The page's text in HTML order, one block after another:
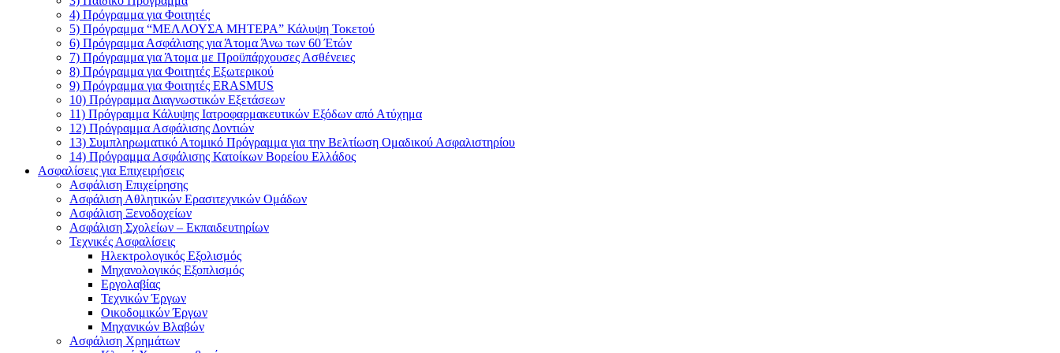
4) Πρόγραμμα για Φοιτητές
5) Πρόγραμμα “ΜΕΛΛΟΥΣΑ ΜΗΤΕΡΑ” Κάλυψη Τοκετού
6) Πρόγραμμα Ασφάλισης για Άτομα Άνω των 60 Έτών
7) Πρόγραμμα για Άτομα με Προϋπάρχουσες Ασθένειες
8) Πρόγραμμα για Φοιτητές Εξωτερικού
9) Πρόγραμμα για Φοιτητές ERASMUS
10) Πρόγραμμα Διαγνωστικών Εξετάσεων
11) Πρόγραμμα Κάλυψης Ιατροφαρμακευτικών Εξόδων από Ατύχημα
12) Πρόγραμμα Ασφάλισης Δοντιών
13) Συμπληρωματικό Ατομικό Πρόγραμμα για την Βελτίωση Ομαδικού Ασφαλιστηρίου
14) Πρόγραμμα Ασφάλισης Κατοίκων Βορείου Ελλάδος
Ασφαλίσεις για Επιχειρήσεις
Ασφάλιση Επιχείρησης
Ασφάλιση Αθλητικών Ερασιτεχνικών Ομάδων
Ασφάλιση Ξενοδοχείων
Ασφάλιση Σχολείων – Εκπαιδευτηρίων
Τεχνικές Ασφαλίσεις
Ηλεκτρολογικός Εξολισμός
Μηχανολογικός Εξοπλισμός
Εργολαβίας
Τεχνικών Έργων
Οικοδομικών Έργων
Μηχανικών Βλαβών
Ασφάλιση Χρημάτων